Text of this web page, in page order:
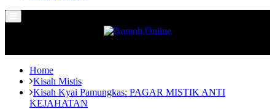
Menu
Home
Kisah Mistis
Kisah Kyai Pamungkas: PAGAR MISTIK ANTI
KEJAHATAN